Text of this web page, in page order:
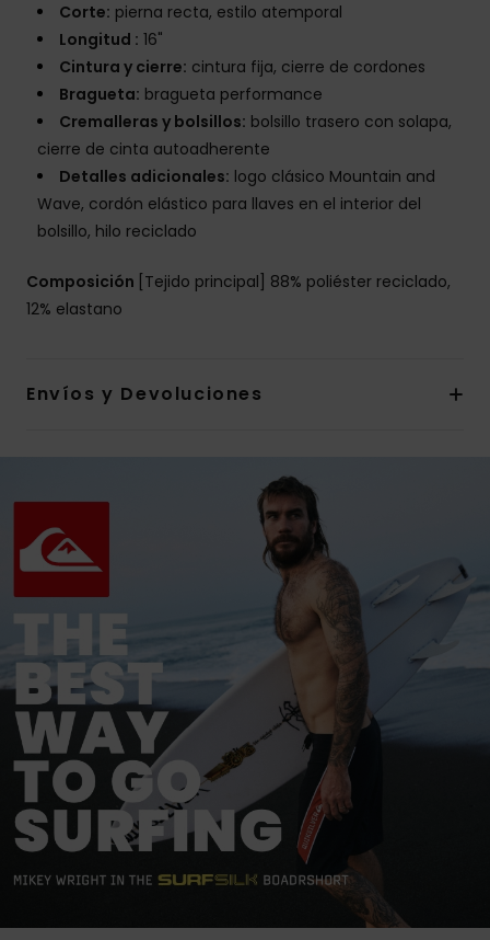
Corte: pierna recta, estilo atemporal
Longitud : 16"
Cintura y cierre: cintura fija, cierre de cordones
Bragueta: bragueta performance
Cremalleras y bolsillos: bolsillo trasero con solapa,
cierre de cinta autoadherente
Detalles adicionales: logo clásico Mountain and
Wave, cordón elástico para llaves en el interior del
bolsillo, hilo reciclado
Composición [Tejido principal] 88% poliéster reciclado,
12% elastano
Envíos y Devoluciones